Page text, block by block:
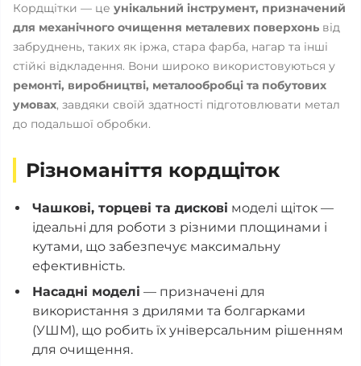
Кордщітки — це унікальний інструмент, призначений
для механічного очищення металевих поверхонь від
забруднень, таких як іржа, стара фарба, нагар та інші
стійкі відкладення. Вони широко використовуються у
ремонті, виробництві, металообробці та побутових
умовах, завдяки своїй здатності підготовлювати метал
до подальшої обробки.
Різноманіття кордщіток
Чашкові, торцеві та дискові моделі щіток —
ідеальні для роботи з різними площинами і
кутами, що забезпечує максимальну
ефективність.
Насадні моделі — призначені для
використання з дрилями та болгарками
(УШМ), що робить їх універсальним рішенням
для очищення.